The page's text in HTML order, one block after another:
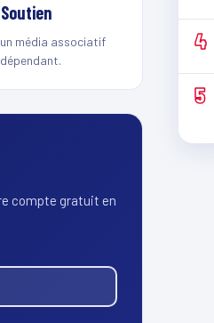
Soutien
média associatif
compte gratuit en
4
5